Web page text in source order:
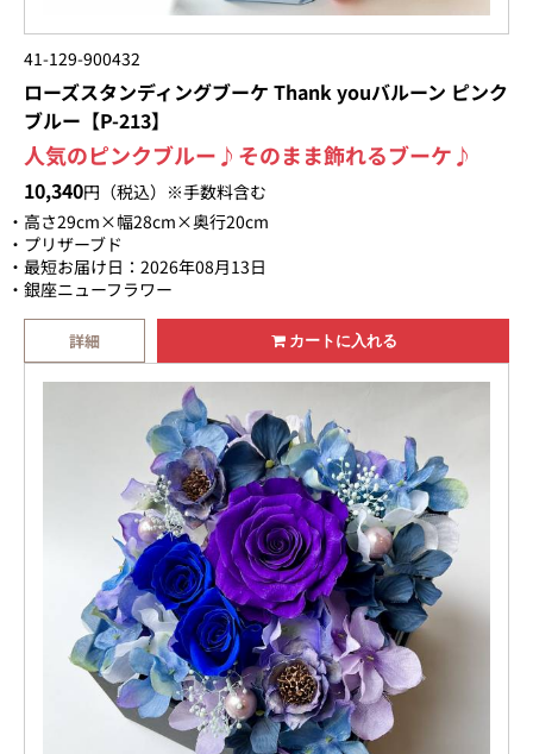
41-129-900432
ローズスタンディングブーケ Thank youバルーン ピンク
ブルー【P-213】
人気のピンクブルー♪そのまま飾れるブーケ♪
10,340円（税込）※手数料含む
高さ29cm×幅28cm×奥行20cm
プリザーブド
最短お届け日：2026年08月13日
銀座ニューフラワー
詳細 カートに入れる